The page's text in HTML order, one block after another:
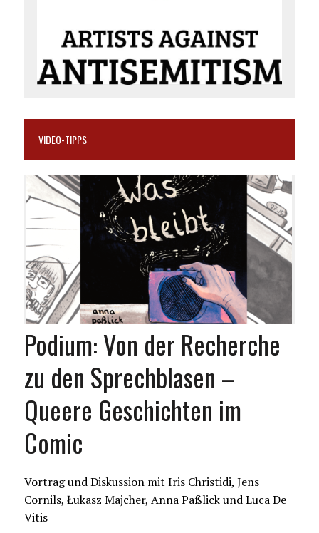
VIDEO-TIPPS
Podium: Von der Recherche
zu den Sprechblasen –
Queere Geschichten im
Comic
Vortrag und Diskussion mit Iris Christidi, Jens
Cornils, Łukasz Majcher, Anna Paßlick und Luca De
Vitis